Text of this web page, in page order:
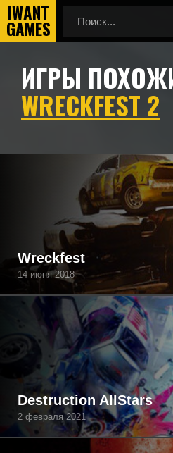
Главная
Игры похожие на Wreckfest 2
ИГРЫ
WRECKFEST 2
Подборка игр, похожих на
Wreckfest
14 июня 2018
Destruction AllStars
2 февраля 2021